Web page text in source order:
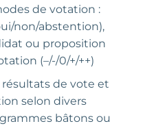
de votation :
non/abstention),
ou proposition
(–/-/0/+/++)
résultats de vote et
selon divers
bâtons ou